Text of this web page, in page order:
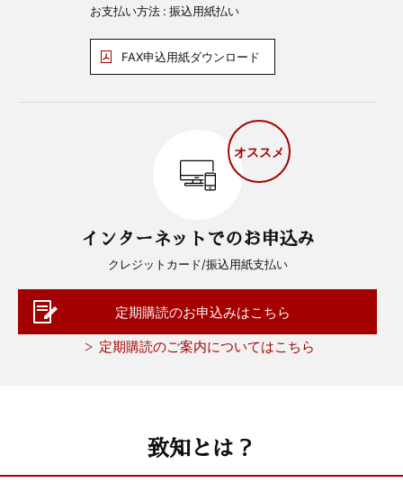
お支払い方法 : 振込用紙払い
FAX申込用紙ダウンロード
オススメ
インターネットでのお申込み
クレジットカード/振込用紙支払い
定期購読のお申込みはこちら
定期購読のご案内についてはこちら
致知とは？